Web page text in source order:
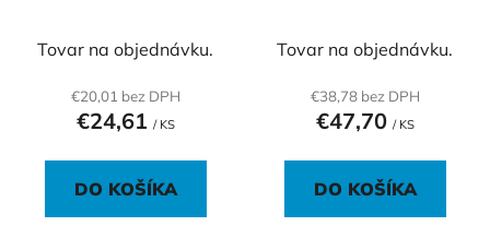
Tovar na objednávku.
€20,01 bez DPH
€24,61 / KS
DO KOŠÍKA
Tovar na objednávku.
€38,78 bez DPH
€47,70 / KS
DO KOŠÍKA